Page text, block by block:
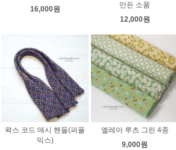
16,000원
만든 소품
12,000원
왁스 코드 매시 핸들(퍼플
믹스)
엘레아 루츠 그린 4종
9,000원